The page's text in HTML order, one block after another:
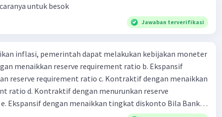
untuk besok
Jawaban terverifikasi
inflasi, pemerintah dapat melakukan kebijakan moneter
menaikkan reserve requirement ratio b. Ekspansif
reserve requirement ratio c. Kontraktif dengan menaikkan
ratio d. Kontraktif dengan menurunkan reserve
dengan menaikkan tingkat diskonto Bila Bank